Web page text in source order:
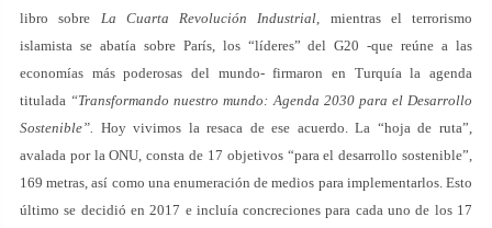
libro sobre La Cuarta Revolución Industrial, mientras el terrorismo
islamista se abatía sobre París, los “líderes” del G20 -que reúne a las
economías más poderosas del mundo- firmaron en Turquía la agenda
titulada “Transformando nuestro mundo: Agenda 2030 para el Desarrollo
Sostenible”. Hoy vivimos la resaca de ese acuerdo. La “hoja de ruta”,
avalada por la ONU, consta de 17 objetivos “para el desarrollo sostenible”,
169 metras, así como una enumeración de medios para implementarlos. Esto
último se decidió en 2017 e incluía concreciones para cada uno de los 17